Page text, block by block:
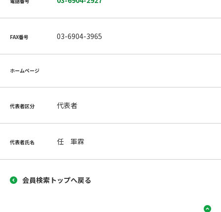
FAX番号 03-6904-3965
ホームページ
代表者区分 代表者
代表者氏名 任 軍霖
会員検索トップへ戻る